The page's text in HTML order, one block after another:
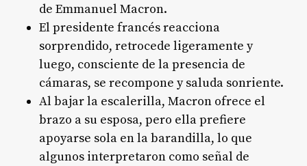
de Emmanuel Macron.
El presidente francés reacciona
sorprendido, retrocede ligeramente y
luego, consciente de la presencia de
cámaras, se recompone y saluda sonriente.
Al bajar la escalerilla, Macron ofrece el
brazo a su esposa, pero ella prefiere
apoyarse sola en la barandilla, lo que
algunos interpretaron como señal de